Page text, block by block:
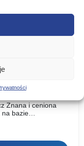
Znana i ceniona
na bazie